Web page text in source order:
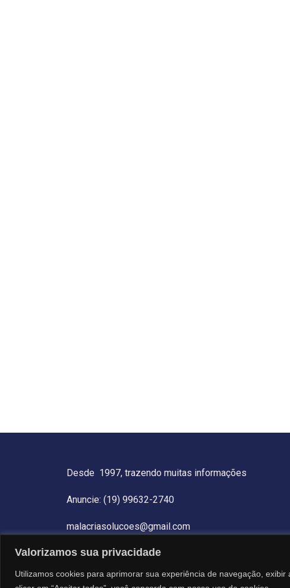
Valorizamos sua privacidade
Utilizamos cookies para aprimorar sua experiência de navegação,
Desde 1997, trazendo muitas informações
Anuncie: (19) 99632-2740
malacriasolucoes@gmail.com